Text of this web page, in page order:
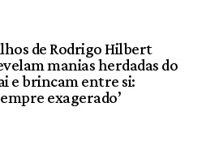
de Rodrigo Hilbert
manias herdadas do
e brincam entre si:
exagerado’